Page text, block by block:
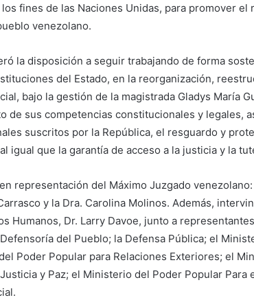
fines de las Naciones Unidas, para promover
venezolano.
la disposición a seguir trabajando de forma
del Estado, en la reorganización,
bajo la gestión de la magistrada Gladys María
de sus competencias constitucionales y legales,
suscritos por la República, el resguardo y
igual que la garantía de acceso a la justicia y la
representación del Máximo Juzgado
y la Dra. Carolina Molinos. Además,
Humanos, Dr. Larry Davoe, junto a
del Pueblo; la Defensa Pública; el
Poder Popular para Relaciones Exteriores; el
y Paz; el Ministerio del Poder Popular